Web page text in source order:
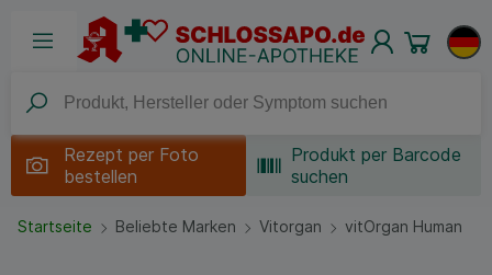
Rezept per Foto
bestellen
Produkt per Barcode
suchen
Startseite Beliebte Marken Vitorgan vitOrgan Human